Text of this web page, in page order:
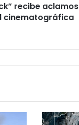
recibe aclamos
cinematográfica